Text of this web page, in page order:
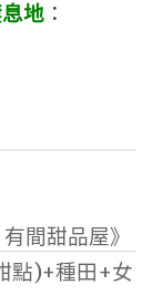
地 ：
間甜品屋》
點)+種田+女